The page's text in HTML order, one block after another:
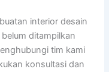
interior desain
ditampilkan
tim kami
konsultasi dan